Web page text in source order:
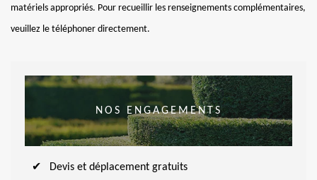
matériels appropriés. Pour recueillir les renseignements complémentaires,
veuillez le téléphoner directement.
NOS ENGAGEMENTS
Devis et déplacement gratuits